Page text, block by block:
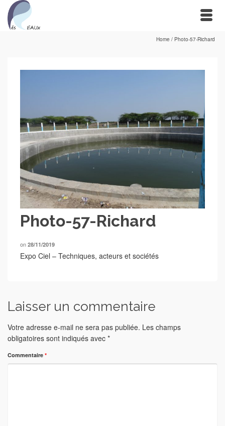
Home / Photo-57-Richard
Photo-57-Richard
on 28/11/2019
Expo Ciel – Techniques, acteurs et sociétés
Laisser un commentaire
Votre adresse e-mail ne sera pas publiée. Les champs
obligatoires sont indiqués avec *
Commentaire *